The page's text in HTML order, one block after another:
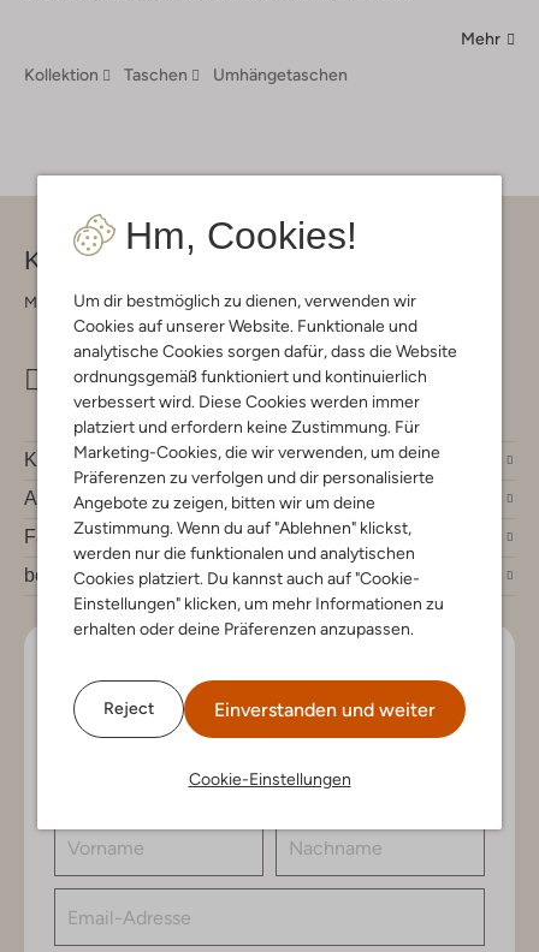
Hm, Cookies!
Um dir bestmöglich zu dienen, verwenden wir
Cookies auf unserer Website. Funktionale und
analytische Cookies sorgen dafür, dass die Website
ordnungsgemäß funktioniert und kontinuierlich
verbessert wird. Diese Cookies werden immer
platziert und erfordern keine Zustimmung. Für
Marketing-Cookies, die wir verwenden, um deine
Präferenzen zu verfolgen und dir personalisierte
Angebote zu zeigen, bitten wir um deine
Zustimmung. Wenn du auf "Ablehnen" klickst,
werden nur die funktionalen und analytischen
Cookies platziert. Du kannst auch auf "Cookie-
Einstellungen" klicken, um mehr Informationen zu
erhalten oder deine Präferenzen anzupassen.
Reject Einverstanden und weiter
Cookie-Einstellungen
Mehr
Kollektion
Taschen Umhängetaschen
Kontakt
Montag - Freitag 09:00 - 17:00 uur
info@omoda.de
Kundenservice
Account
Fashion News
bei Omoda
Bleib auf dem Laufenden mit den neuesten Artikeln und
exklusiven Angeboten, nur für dich. Abonniere den